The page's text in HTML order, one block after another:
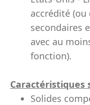
accrédité
secondaires
avec au
fonction).
Caractéristiques
Solides